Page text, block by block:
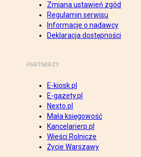
Zmiana ustawień zgód
Regulamin serwisu
Informacje o nadawcy
Deklaracja dostępności
PARTNERZY
E-kiosk.pl
E-gazety.pl
Nexto.pl
Mała księgowość
Kancelarierp.pl
Wieści Rolnicze
Życie Warszawy